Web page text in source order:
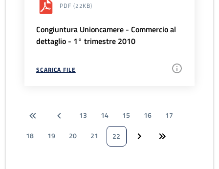
PDF (22KB)
Congiuntura Unioncamere - Commercio al
dettaglio - 1° trimestre 2010
SCARICA FILE
13 14 15 16
17
18
19 20 21 22